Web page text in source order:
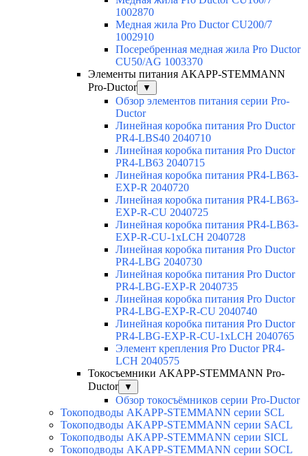
1002870
Медная жила Pro Ductor CU200/7
1002910
Посеребренная медная жила Pro Ductor
CU50/AG 1003370
Элементы питания AKAPP-STEMMANN
Pro-Ductor
▼
Обзор элементов питания серии Pro-
Ductor
Линейная коробка питания Pro Ductor
PR4-LBS40 2040710
Линейная коробка питания Pro Ductor
PR4-LB63 2040715
Линейная коробка питания PR4-LB63-
EXP-R 2040720
Линейная коробка питания PR4-LB63-
EXP-R-CU 2040725
Линейная коробка питания PR4-LB63-
EXP-R-CU-1xLCH 2040728
Линейная коробка питания Pro Ductor
PR4-LBG 2040730
Линейная коробка питания Pro Ductor
PR4-LBG-EXP-R 2040735
Линейная коробка питания Pro Ductor
PR4-LBG-EXP-R-CU 2040740
Линейная коробка питания Pro Ductor
PR4-LBG-EXP-R-CU-1xLCH 2040765
Элемент крепления Pro Ductor PR4-
LCH 2040575
Токосъемники AKAPP-STEMMANN Pro-
Ductor
▼
Обзор токосъёмников серии Pro-Ductor
Токоподводы AKAPP-STEMMANN серии SCL
Токоподводы AKAPP-STEMMANN серии SACL
Токоподводы AKAPP-STEMMANN серии SICL
Токоподводы AKAPP-STEMMANN серии SOCL